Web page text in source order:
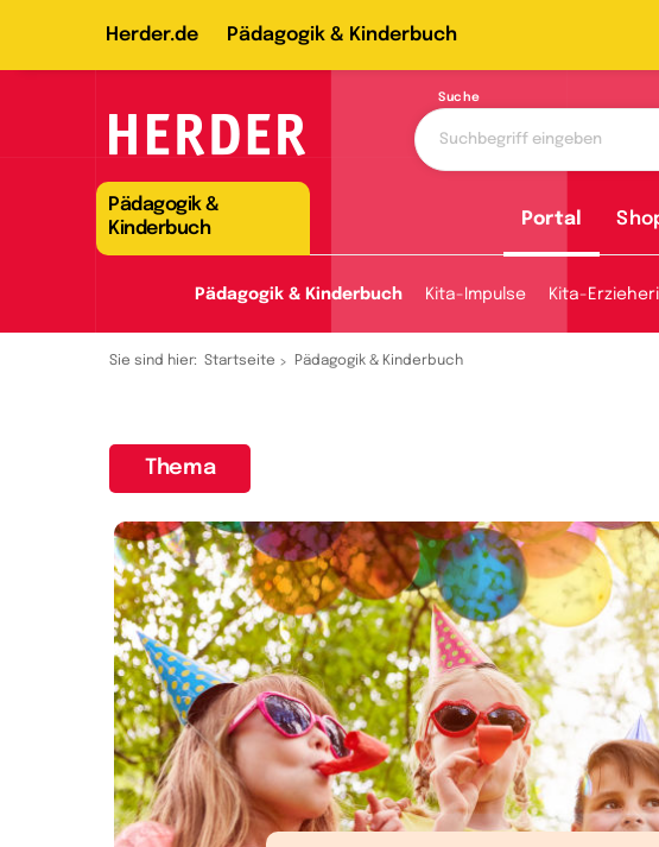
Herder.de Pädagogik & Kinderbuch
Suche
Pädagogik &
Kinderbuch
Portal
Pädagogik & Kinderbuch Kita-Impulse Kita-
Sie sind hier: Startseite Pädagogik & Kinderbuch
Thema